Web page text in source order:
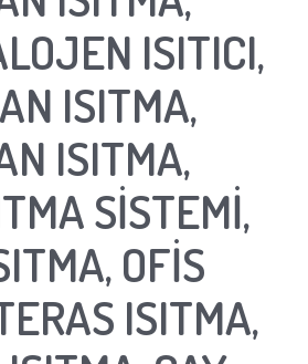
ISITICI,
ISITMA,
ISITMA,
SİSTEMİ,
OFİS
ISITMA,